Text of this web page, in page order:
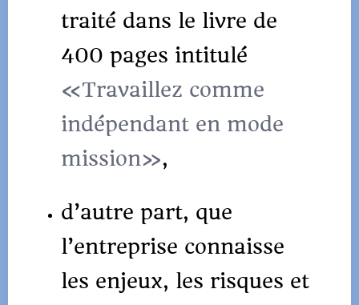
traité dans le livre de
400 pages intitulé
«Travaillez comme
indépendant en mode
mission»,
d’autre part, que
l’entreprise connaisse
les enjeux, les risques et